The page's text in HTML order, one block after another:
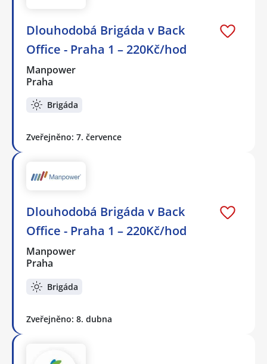
Dlouhodobá Brigáda v Back
Office - Praha 1 – 220Kč/hod
Manpower
Praha
Brigáda
Zveřejněno: 7. července
Dlouhodobá Brigáda v Back
Office - Praha 1 – 220Kč/hod
Manpower
Praha
Brigáda
Zveřejněno: 8. dubna